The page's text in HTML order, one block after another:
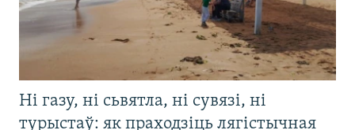
Ні газу, ні сьвятла, ні сувязі, ні
турыстаў: як праходзіць лягістычная